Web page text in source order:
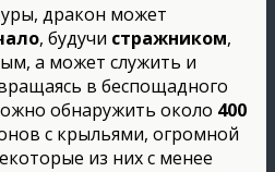
дракон может
, будучи стражником,
а может служить и
в беспощадного
обнаружить около 400
с крыльями, огромной
из них с менее